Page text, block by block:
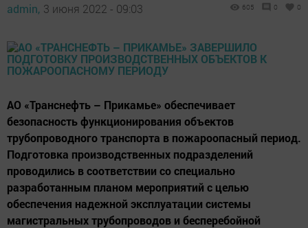
admin, 3 июня 2022 - 09:03 605 0 0
АО «Транснефть – Прикамье» обеспечивает
безопасность функционирования объектов
трубопроводного транспорта в пожароопасный период.
Подготовка производственных подразделений
проводились в соответствии со специально
разработанным планом мероприятий с целью
обеспечения надежной эксплуатации системы
магистральных трубопроводов и бесперебойной